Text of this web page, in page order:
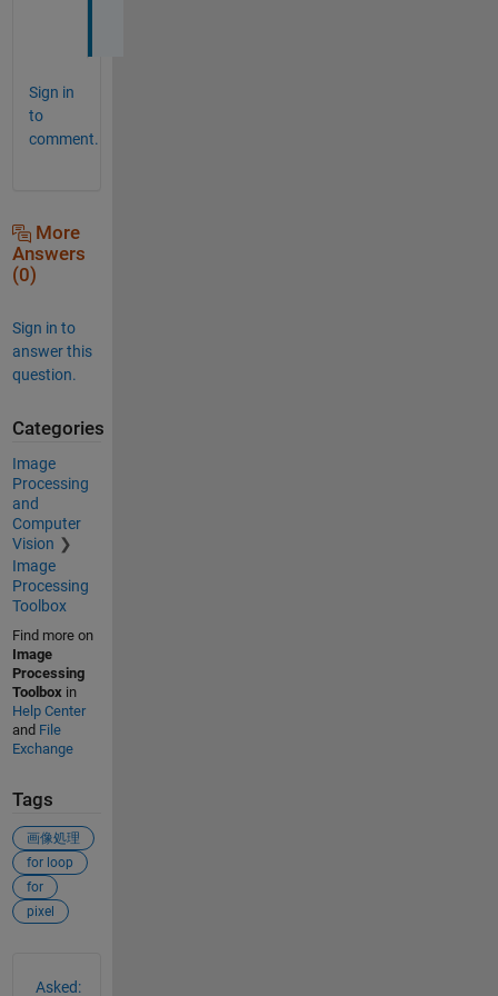
Sign in
to
comment.
More
Answers
(0)
Sign in to
answer this
question.
Categories
Image
Processing
and
Computer
Vision
Image
Processing
Toolbox
Find more on
Image
Processing
Toolboxin
Help Center
and File
Exchange
Tags
画像処理
for loop
for
pixel
Asked: